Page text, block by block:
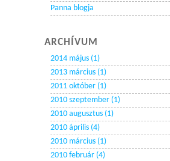
Panna blogja
ARCHÍVUM
2014 május (1)
2013 március (1)
2011 október (1)
2010 szeptember (1)
2010 augusztus (1)
2010 április (4)
2010 március (1)
2010 február (4)